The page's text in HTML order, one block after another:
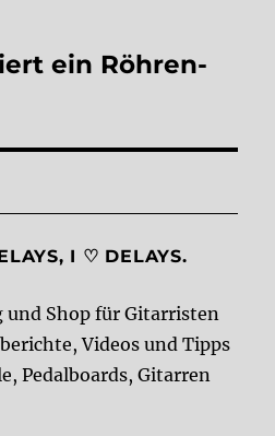
ein Röhren-
I ♡ DELAYS.
und Shop für Gitarristen
Videos und Tipps
Pedalboards, Gitarren